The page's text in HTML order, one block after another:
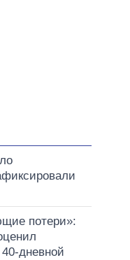
потери»:
дневной